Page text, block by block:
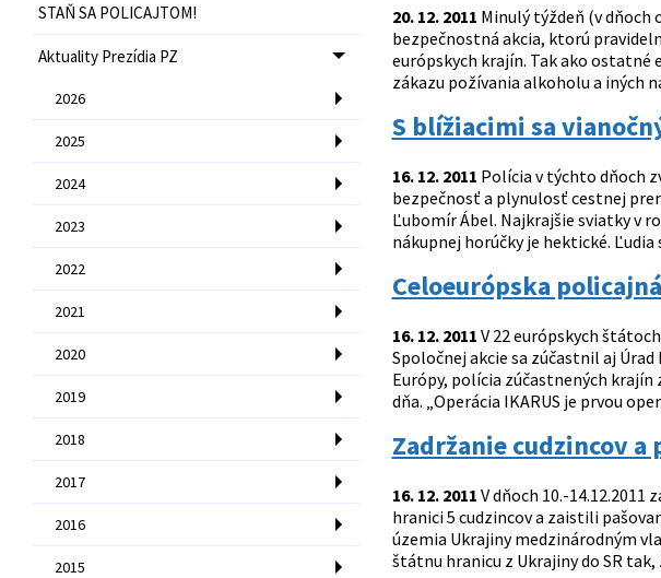
STAŇ SA POLICAJTOM!
Aktuality Prezídia PZ
2026
2025
2024
2023
2022
2021
2020
2019
2018
2017
2016
2015
20. 12. 2011 Minulý týždeň (v dňoch
bezpečnostná akcia, ktorú
európskych krajín. Tak ako ostatné
zákazu požívania alkoholu a iných
S blížiacimi sa
16. 12. 2011 Polícia v týchto dňoch
bezpečnosť a plynulosť cestnej
Ľubomír Ábel. Najkrajšie sviatky v
nákupnej horúčky je hektické.
Celoeurópska
16. 12. 2011 V 22 európskych
Spoločnej akcie sa zúčastnil aj
Európy, polícia zúčastnených krajín
dňa. „Operácia IKARUS je prvou
Zadržanie cudzincov
16. 12. 2011 V dňoch 10.-
hranici 5 cudzincov a zaistili
územia Ukrajiny medzinárodným
štátnu hranicu z Ukrajiny do SR